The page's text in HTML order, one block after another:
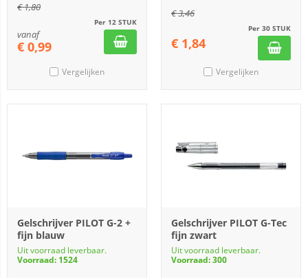
€1,80
Per 12 STUK
vanaf
€ 0,99
Vergelijken
€3,46
Per 30 STUK
€ 1,84
Vergelijken
Gelschrijver PILOT G-2 +
fijn blauw
Uit voorraad leverbaar.
Voorraad: 1524
Gelschrijver PILOT G-Tec
fijn zwart
Uit voorraad leverbaar.
Voorraad: 300